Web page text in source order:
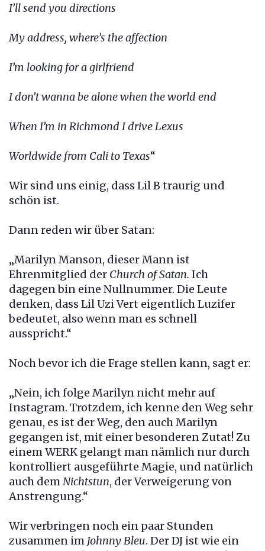
I’ll send you directions
My address, where’s the affection
I’m looking for a girlfriend
I don’t wanna be alone when the world end
When I’m in Richmond I drive Lexus
Worldwide from Cali to Texas“
Wir sind uns einig, dass Lil B traurig und
schön ist.
Dann reden wir über Satan:
„Marilyn Manson, dieser Mann ist
Ehrenmitglied der Church of Satan. Ich
dagegen bin eine Nullnummer. Die Leute
denken, dass Lil Uzi Vert eigentlich Luzifer
bedeutet, also wenn man es schnell
ausspricht.“
Noch bevor ich die Frage stellen kann, sagt er:
„Nein, ich folge Marilyn nicht mehr auf
Instagram. Trotzdem, ich kenne den Weg sehr
genau, es ist der Weg, den auch Marilyn
gegangen ist, mit einer besonderen Zutat! Zu
einem WERK gelangt man nämlich nur durch
kontrolliert ausgeführte Magie, und natürlich
auch demNichtstun, der Verweigerung von
Anstrengung.“
Wir verbringen noch ein paar Stunden
zusammen im Johnny Bleu. Der DJ ist wie ein